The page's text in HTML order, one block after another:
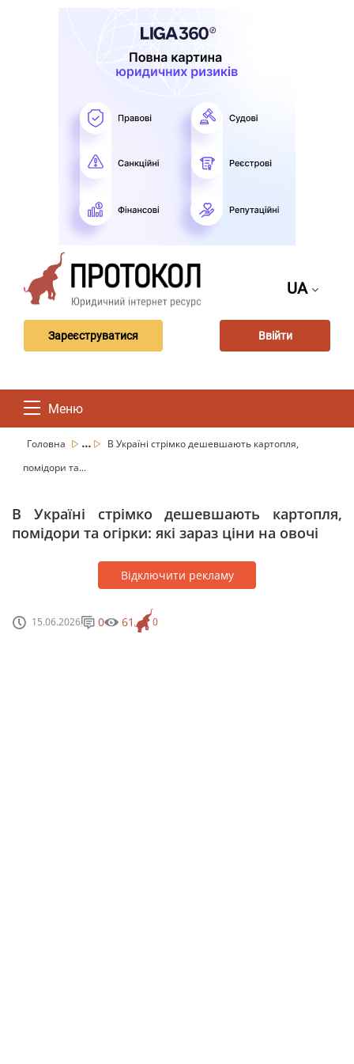
UA
Зареєструватися Ввійти
Меню
Головна ...
В Україні стрімко дешевшають картопля,
помідори та...
В Україні стрімко дешевшають картопля,
помідори та огірки: які зараз ціни на овочі
Відключити рекламу
15.06.2026 0
0 61